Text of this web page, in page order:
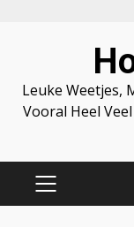
Leuke Weetjes,
Vooral Heel
PRIMARY